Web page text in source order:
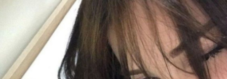
You're all set!